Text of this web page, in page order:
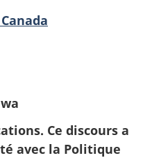
Ce discours a
avec la Politique